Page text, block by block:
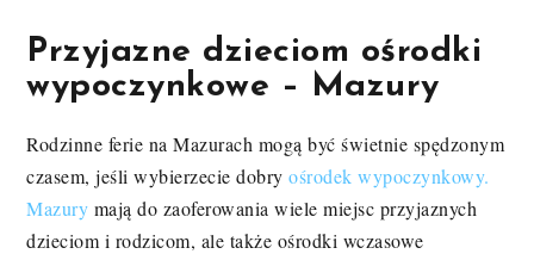
Przyjazne dzieciom ośrodki
wypoczynkowe – Mazury
Rodzinne ferie na Mazurach mogą być świetnie spędzonym
czasem, jeśli wybierzecie dobryośrodek wypoczynkowy.
Mazury mają do zaoferowania wiele miejsc przyjaznych
dzieciom i rodzicom, ale także ośrodki wczasowe